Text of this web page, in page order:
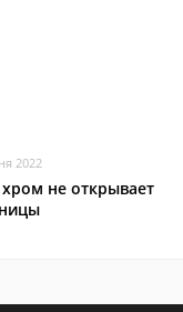
2022
хром не открывает